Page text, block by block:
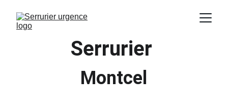
Serrurier
Montcel